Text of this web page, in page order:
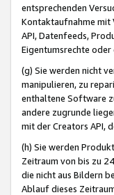
entsprechenden
Kontaktaufnahme mit
API, Datenfeeds,
Eigentumsrechte
(g) Sie werden nicht
manipulieren, zu
enthaltene Software
andere zugrunde
mit der Creators API,
(h) Sie werden
Zeitraum von bis zu
die nicht aus Bildern
Ablauf dieses